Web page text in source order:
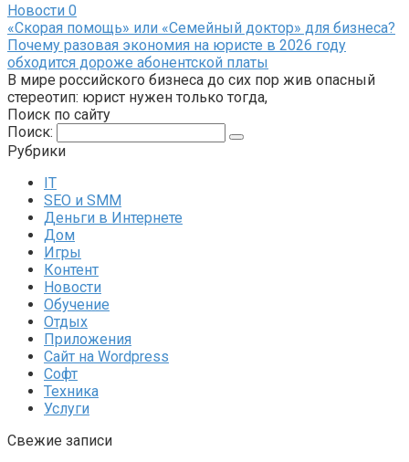
Новости 0
«Скорая помощь» или «Семейный доктор» для бизнеса?
Почему разовая экономия на юристе в 2026 году
обходится дороже абонентской платы
В мире российского бизнеса до сих пор жив опасный
стереотип: юрист нужен только тогда,
Поиск по сайту
Поиск:
Рубрики
IT
SEO и SMM
Деньги в Интернете
Дом
Игры
Контент
Новости
Обучение
Отдых
Приложения
Сайт на Wordpress
Софт
Техника
Услуги
Свежие записи